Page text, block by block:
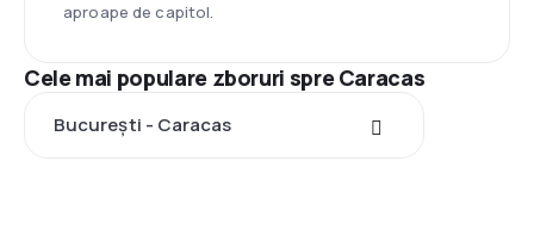
aproape de capitol.
Cele mai populare zboruri spre Caracas
București - Caracas